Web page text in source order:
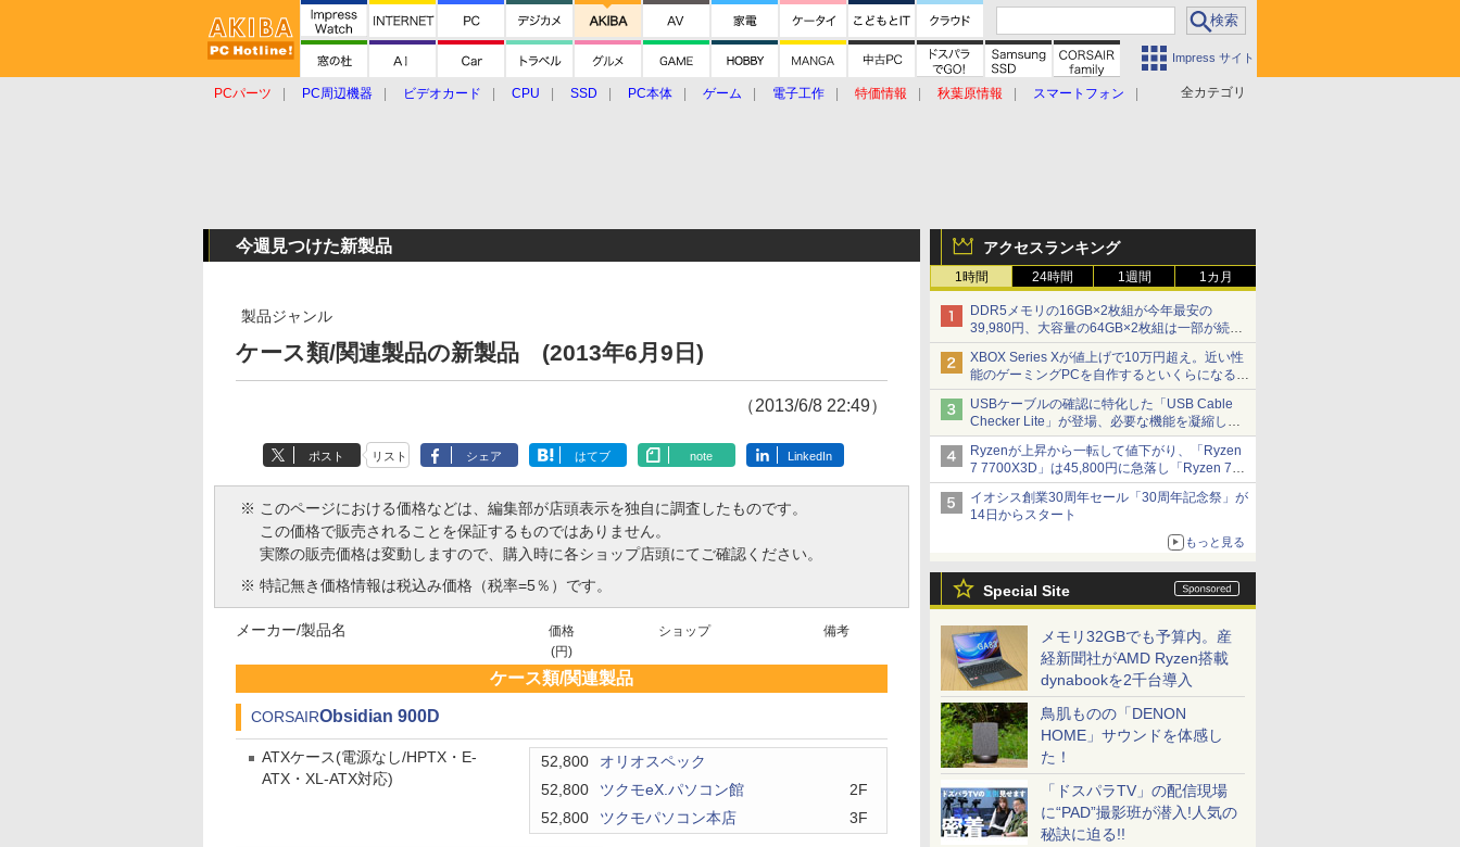
Impress サイト
全カテゴリ
PCパーツ PC周辺機器 ビデオカード CPU SSD PC本体 ゲーム 電子工作 特価情報 秋葉原情報
スマートフォン
アクセスランキング
1時間 24時間 1週間 1カ月
DDR5メモリの16GB×2枚組が今年最安の
39,980円、大容量の64GB×2枚組は一部が続騰
[8月前半のメモリ価格]
XBOX Series Xが値上げで10万円超え。近い性
能のゲーミングPCを自作するといくらになる？
【石田賀津男の『酒の肴にPCゲーム』】
USBケーブルの確認に特化した「USB Cable
Checker Lite」が登場、必要な機能を凝縮しコ
ンパクトに 7日発売
Ryzenが上昇から一転して値下がり、「Ryzen
7 7700X3D」は45,800円に急落し「Ryzen 7
7800X3D」との価格逆転解消 [8月前半のCPU
価格]
イオシス創業30周年セール「30周年記念祭」が
14日からスタート
もっと見る
Special Site
メモリ32GBでも予算内。産
経新聞社がAMD Ryzen搭載
dynabookを2千台導入
鳥肌ものの「DENON
HOME」サウンドを体感し
た！
「ドスパラTV」の配信現場
に“PAD”撮影班が潜入!人気の
秘訣に迫る!!
今週見つけた新製品
製品ジャンル
ケース類/関連製品の新製品 (2013年6月9日)
（2013/6/8 22:49）
ポスト リスト シェア はてブ note LinkedIn
※ このページにおける価格などは、編集部が店頭表示を独自に調査したものです。
この価格で販売されることを保証するものではありません。
実際の販売価格は変動しますので、購入時に各ショップ店頭にてご確認ください。
※ 特記無き価格情報は税込み価格（税率=5％）です。
価格
(円)
ショップ 備考
メーカー/製品名
ケース類/関連製品
CORSAIRObsidian 900D
ATXケース(電源なし/HPTX・E-
ATX・XL-ATX対応)
52,800
オリオスペック
52,800
ツクモeX.パソコン館
2F
52,800
ツクモパソコン本店 3F